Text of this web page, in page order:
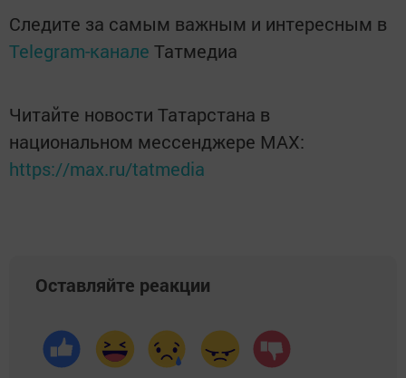
Следите за самым важным и интересным в
Telegram-канале Татмедиа
Читайте новости Татарстана в
национальном мессенджере MАХ:
https://max.ru/tatmedia
Оставляйте реакции